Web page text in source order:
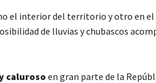
el interior del territorio y otro en el
de lluvias y chubascos
calurosoen gran parte de la